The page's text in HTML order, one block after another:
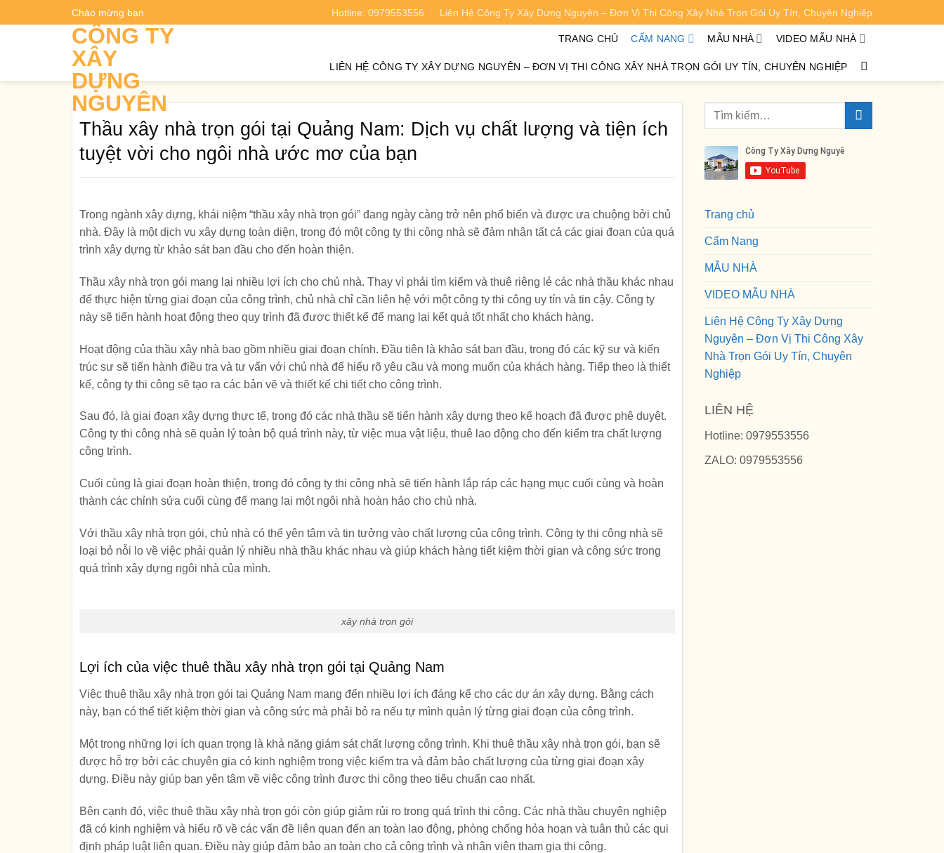
to
Chào mừng bạn Hotline: 0979553556 Liên Hệ Công Ty Xây Dựng Nguyên – Đơn Vị Thi Công Xây Nhà Trọn Gói Uy Tín, Chuyên Nghiệp
CÔNG TY
XÂY
DỰNG
NGUYÊN
TRANG CHỦ CẨM NANG MẪU NHÀ VIDEO MẪU NHÀ
LIÊN HỆ CÔNG TY XÂY DỰNG NGUYÊN – ĐƠN VỊ THI CÔNG XÂY NHÀ TRỌN GÓI UY TÍN, CHUYÊN NGHIỆP
Thầu xây nhà trọn gói tại Quảng Nam: Dịch vụ chất lượng và tiện ích
tuyệt vời cho ngôi nhà ước mơ của bạn
Trong ngành xây dựng, khái niệm “thầu xây nhà trọn gói” đang ngày càng trở nên phổ biến và được ưa chuộng bởi chủ
nhà. Đây là một dịch vụ xây dựng toàn diện, trong đó một công ty thi công nhà sẽ đảm nhận tất cả các giai đoạn của quá
trình xây dựng từ khảo sát ban đầu cho đến hoàn thiện.
Thầu xây nhà trọn gói mang lại nhiều lợi ích cho chủ nhà. Thay vì phải tìm kiếm và thuê riêng lẻ các nhà thầu khác nhau
để thực hiện từng giai đoạn của công trình, chủ nhà chỉ cần liên hệ với một công ty thi công uy tín và tin cậy. Công ty
này sẽ tiến hành hoạt động theo quy trình đã được thiết kế để mang lại kết quả tốt nhất cho khách hàng.
Hoạt động của thầu xây nhà bao gồm nhiều giai đoạn chính. Đầu tiên là khảo sát ban đầu, trong đó các kỹ sư và kiến
trúc sư sẽ tiến hành điều tra và tư vấn với chủ nhà để hiểu rõ yêu cầu và mong muốn của khách hàng. Tiếp theo là thiết
kế, công ty thi công sẽ tạo ra các bản vẽ và thiết kế chi tiết cho công trình.
Sau đó, là giai đoạn xây dựng thực tế, trong đó các nhà thầu sẽ tiến hành xây dựng theo kế hoạch đã được phê duyệt.
Công ty thi công nhà sẽ quản lý toàn bộ quá trình này, từ việc mua vật liệu, thuê lao động cho đến kiểm tra chất lượng
công trình.
Cuối cùng là giai đoạn hoàn thiện, trong đó công ty thi công nhà sẽ tiến hành lắp ráp các hạng mục cuối cùng và hoàn
thành các chỉnh sửa cuối cùng để mang lại một ngôi nhà hoàn hảo cho chủ nhà.
Với thầu xây nhà trọn gói, chủ nhà có thể yên tâm và tin tưởng vào chất lượng của công trình. Công ty thi công nhà sẽ
loại bỏ nỗi lo về việc phải quản lý nhiều nhà thầu khác nhau và giúp khách hàng tiết kiệm thời gian và công sức trong
quá trình xây dựng ngôi nhà của mình.
xây nhà trọn gói
Lợi ích của việc thuê thầu xây nhà trọn gói tại Quảng Nam
Việc thuê thầu xây nhà trọn gói tại Quảng Nam mang đến nhiều lợi ích đáng kể cho các dự án xây dựng. Bằng cách
này, bạn có thể tiết kiệm thời gian và công sức mà phải bỏ ra nếu tự mình quản lý từng giai đoạn của công trình.
Một trong những lợi ích quan trọng là khả năng giám sát chất lượng công trình. Khi thuê thầu xây nhà trọn gói, bạn sẽ
được hỗ trợ bởi các chuyên gia có kinh nghiệm trong việc kiểm tra và đảm bảo chất lượng của từng giai đoạn xây
dựng. Điều này giúp bạn yên tâm về việc công trình được thi công theo tiêu chuẩn cao nhất.
Bên cạnh đó, việc thuê thầu xây nhà trọn gói còn giúp giảm rủi ro trong quá trình thi công. Các nhà thầu chuyên nghiệp
đã có kinh nghiệm và hiểu rõ về các vấn đề liên quan đến an toàn lao động, phòng chống hỏa hoạn và tuân thủ các qui
định pháp luật liên quan. Điều này giúp đảm bảo an toàn cho cả công trình và nhân viên tham gia thi công.
Trang chủ
Cẩm Nang
MẪU NHÀ
VIDEO MẪU NHÀ
Liên Hệ Công Ty Xây Dựng
Nguyên – Đơn Vị Thi Công Xây
Nhà Trọn Gói Uy Tín, Chuyên
Nghiệp
LIÊN HỆ
Hotline: 0979553556
ZALO: 0979553556
Dự toán chi phí xây nhà chính xác 95%. XEM CHI TIẾT